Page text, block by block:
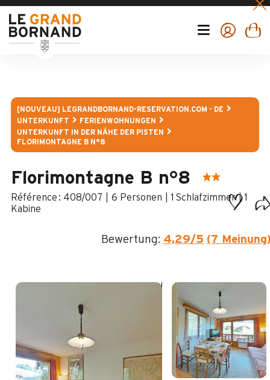
[NOUVEAU] LEGRANDBORNAND-RESERVATION.COM - DE
UNTERKUNFT
FERIENWOHNUNGEN
UNTERKUNFT IN DER NÄHE DER PISTEN
FLORIMONTAGNE B N°8
Florimontagne B n°8
: 408/007 6 Personen 1 Schlafzimmer
1
Kabine
Bewertung: 4,29/5 (7